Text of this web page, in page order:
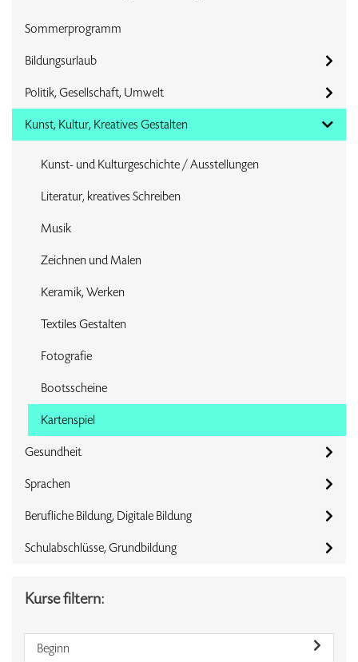
Sommerprogramm
Bildungsurlaub
Politik, Gesellschaft, Umwelt
Kunst, Kultur, Kreatives Gestalten
Kunst- und Kulturgeschichte / Ausstellungen
Literatur, kreatives Schreiben
Musik
Zeichnen und Malen
Keramik, Werken
Textiles Gestalten
Fotografie
Bootsscheine
Kartenspiel
Gesundheit
Sprachen
Berufliche Bildung, Digitale Bildung
Schulabschlüsse, Grundbildung
Kurse filtern:
Beginn